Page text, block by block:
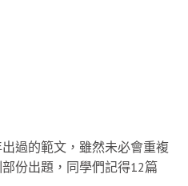
過的範文，雖然未必會重複
份出題，同學們記得12篇